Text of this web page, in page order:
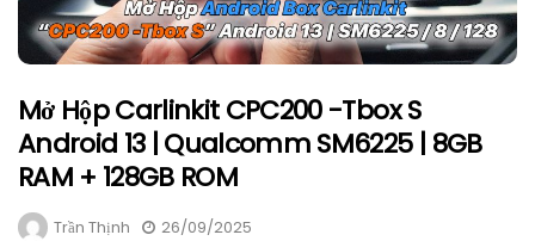
Mở Hộp Carlinkit CPC200 -Tbox S
Android 13 | Qualcomm SM6225 | 8GB
RAM + 128GB ROM
Trần Thịnh 26/09/2025